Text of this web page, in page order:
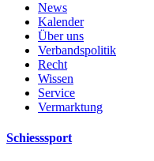
News
Kalender
Über uns
Verbandspolitik
Recht
Wissen
Service
Vermarktung
Schiesssport